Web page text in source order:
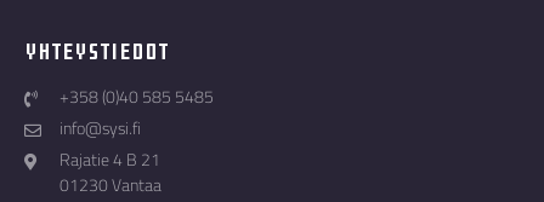
Yhteystiedot
+358 (0)40 585 5485
info@sysi.fi
Rajatie 4 B 21
01230 Vantaa